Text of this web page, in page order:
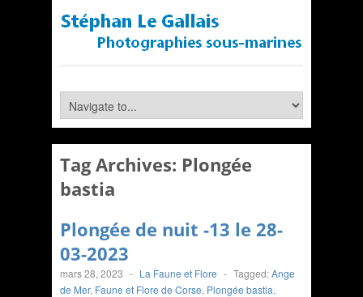
Tag Archives: Plongée
bastia
Plongée de nuit -13 le 28-
03-2023
mars 28, 2023 - La Faune et Flore - Tagged:Ange
de Mer, Faune et Flore de Corse, Plongée bastia,